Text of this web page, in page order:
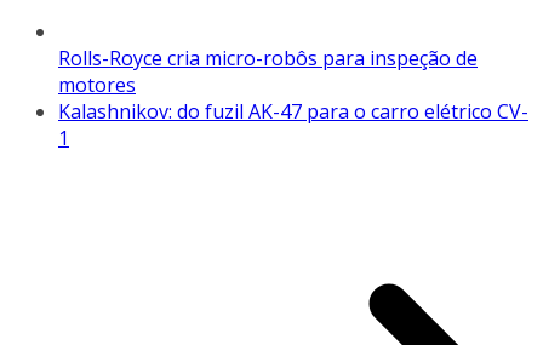
Rolls-Royce cria micro-robôs para inspeção de
motores
Kalashnikov: do fuzil AK-47 para o carro elétrico CV-
1